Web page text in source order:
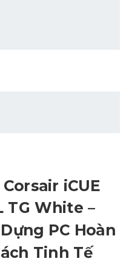
iCUE
TG White –
PC Hoàn
Tinh Tế